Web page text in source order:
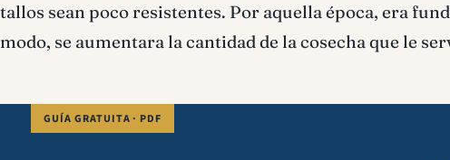
tallos sean poco resistentes. Por aquella época, era
modo, se aumentara la cantidad de la cosecha que le
GUÍA GRATUITA · PDF